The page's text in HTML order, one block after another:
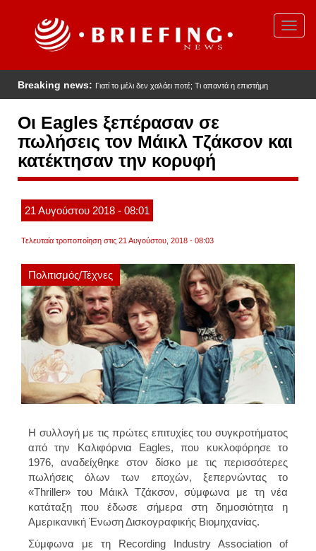
Breaking news: Γιατί το μέλι δεν χαλάει ποτέ; Τι απαντά η επιστήμη
Οι Eagles ξεπέρασαν σε
πωλήσεις τον Μάικλ Τζάκσον και
κατέκτησαν την κορυφή
21 Αυγούστου 2018 - 08:01
Τελευταία τροποποίηση στις 21 Αυγούστου, 2018 - 08:03
Πολιτισμός/Τέχνες
Η συλλογή με τις πρώτες επιτυχίες του συγκροτήματος
από την Καλιφόρνια Eagles, που κυκλοφόρησε το
1976, αναδείχθηκε στον δίσκο με τις περισσότερες
πωλήσεις όλων των εποχών, ξεπερνώντας το
«Thriller» του Μάικλ Τζάκσον, σύμφωνα με τη νέα
κατάταξη που έδωσε σήμερα στη δημοσιότητα η
Αμερικανική Ένωση Δισκογραφικής Βιομηχανίας.
Σύμφωνα με τη Recording Industry Association of